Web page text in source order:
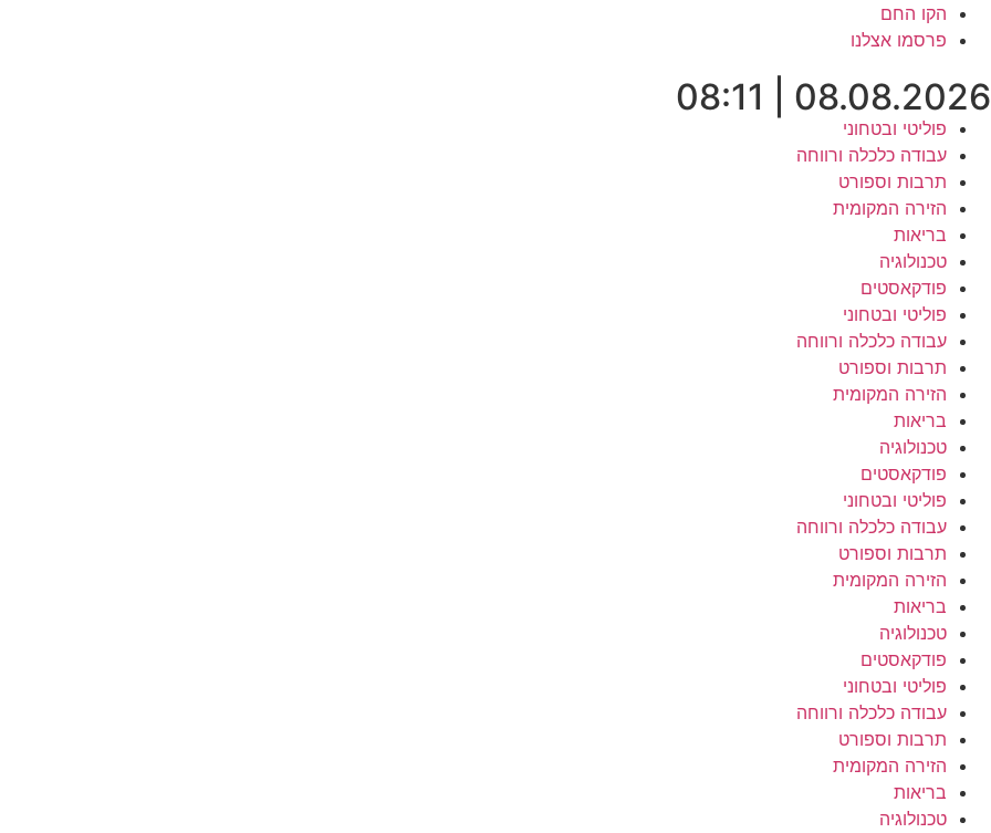
לתוכן
הקו החם
פרסמו אצלנו
08.08.2026 | 08:11
פוליטי ובטחוני
עבודה כלכלה ורווחה
תרבות וספורט
הזירה המקומית
בריאות
טכנולוגיה
פודקאסטים
פוליטי ובטחוני
עבודה כלכלה ורווחה
תרבות וספורט
הזירה המקומית
בריאות
טכנולוגיה
פודקאסטים
פוליטי ובטחוני
עבודה כלכלה ורווחה
תרבות וספורט
הזירה המקומית
בריאות
טכנולוגיה
פודקאסטים
פוליטי ובטחוני
עבודה כלכלה ורווחה
תרבות וספורט
הזירה המקומית
בריאות
טכנולוגיה